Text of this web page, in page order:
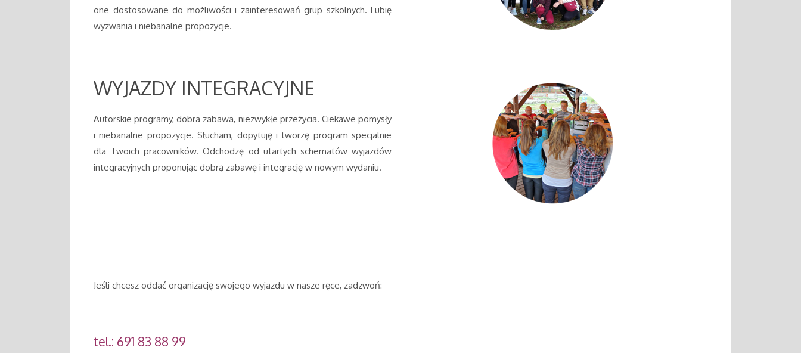
one dostosowane do możliwości i zainteresowań grup szkolnych. Lubię
wyzwania i niebanalne propozycje.
WYJAZDY INTEGRACYJNE
Autorskie programy, dobra zabawa, niezwykłe przeżycia. Ciekawe pomysły
i niebanalne propozycje. Słucham, dopytuję i tworzę program specjalnie
dla Twoich pracowników. Odchodzę od utartych schematów wyjazdów
integracyjnych proponując dobrą zabawę i integrację w nowym wydaniu.
Jeśli chcesz oddać organizację swojego wyjazdu w nasze ręce, zadzwoń:
tel.: 691 83 88 99